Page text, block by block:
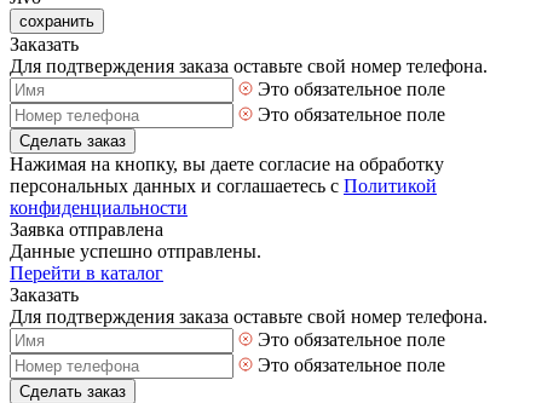
сохранить
Заказать
Для подтверждения заказа оставьте свой номер телефона.
Это обязательное поле
Это обязательное поле
Сделать заказ
Нажимая на кнопку, вы даете согласие на обработку
персональных данных и соглашаетесь с Политикой
конфиденциальности
Заявка отправлена
Данные успешно отправлены.
Перейти в каталог
Заказать
Для подтверждения заказа оставьте свой номер телефона.
Это обязательное поле
Это обязательное поле
Сделать заказ